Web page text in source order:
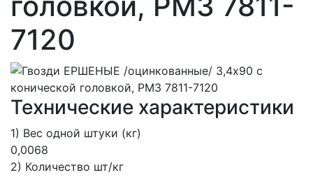
7120
Технические характеристики
1) Вес одной штуки (кг)
0,0068
2) Количество шт/кг